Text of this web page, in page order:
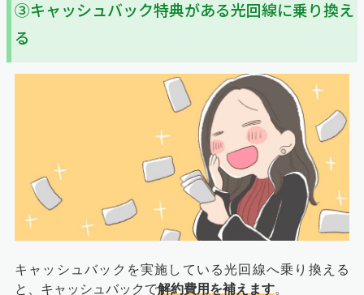
③キャッシュバック特典がある光回線に乗り換え
る
キャッシュバックを実施している光回線へ乗り換える
と、キャッシュバックで解約費用を補えます。